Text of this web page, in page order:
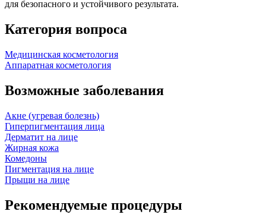
для безопасного и устойчивого результата.
Категория вопроса
Медицинская косметология
Аппаратная косметология
Возможные заболевания
Акне (угревая болезнь)
Гиперпигментация лица
Дерматит на лице
Жирная кожа
Комедоны
Пигментация на лице
Прыщи на лице
Рекомендуемые процедуры